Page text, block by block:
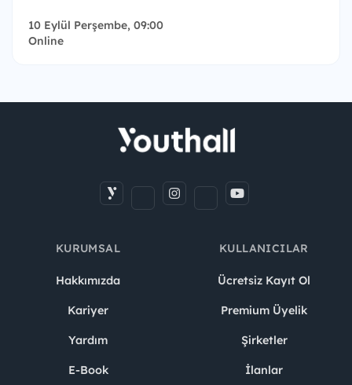
10 Eylül Perşembe, 09:00
Online
KURUMSAL
Hakkımızda
Kariyer
Yardım
E-Book
KULLANICILAR
Ücretsiz Kayıt Ol
Premium Üyelik
Şirketler
İlanlar